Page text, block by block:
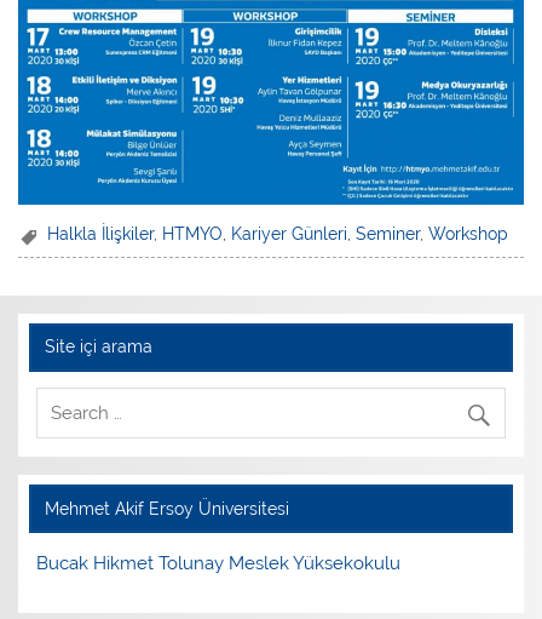
Halkla İlişkiler, HTMYO Kariyer Günleri ,Seminer,Workshop
Site içi arama
Mehmet Akif Ersoy Üniversitesi
Bucak Hikmet Tolunay Meslek Yüksekokulu